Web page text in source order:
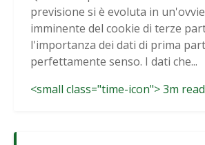
Solutions
previsione si è evoluta in
imminente del cookie di terze
l'importanza dei dati di prima
perfettamente senso. I dati che...
<small class="time-icon"> 3m